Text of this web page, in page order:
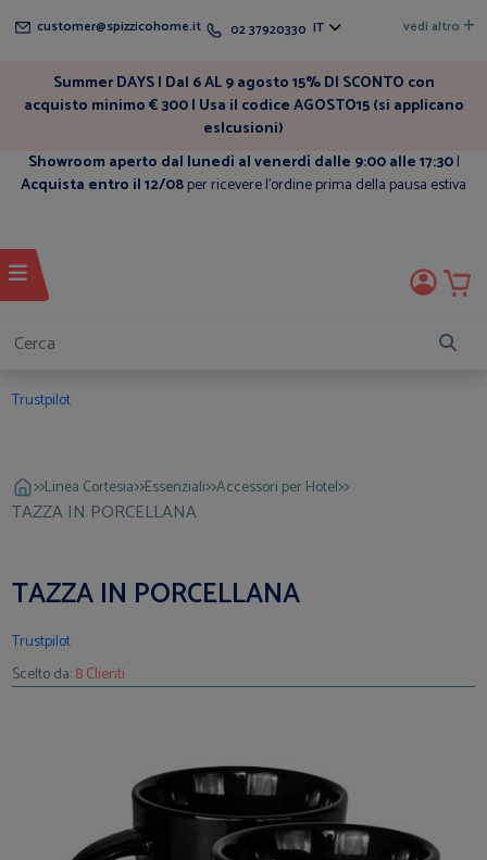
customer@spizzicohome.it 02 37920330 IT vedi altro
Summer DAYS | Dal 6 AL 9 agosto 15% DI SCONTO con
acquisto minimo € 300 | Usa il codice AGOSTO15 (si applicano
eslcusioni)
Showroom aperto dal lunedì al venerdì dalle 9:00 alle 17:30|
Acquista entro il 12/08per ricevere l'ordine prima della pausa estiva
Trustpilot
>>Linea Cortesia>>Essenziali>>Accessori per Hotel>>
TAZZA IN PORCELLANA
TAZZA IN PORCELLANA
Trustpilot
Scelto da:8 Clienti